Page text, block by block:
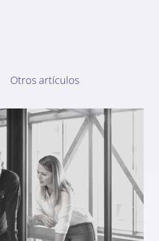
Otros artículos